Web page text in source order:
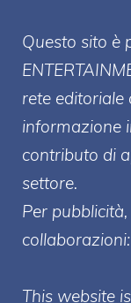
Questo sito è
ENTERT
rete editoriale
informazione
contributo di
settore.
Per
collaborazioni:
This website